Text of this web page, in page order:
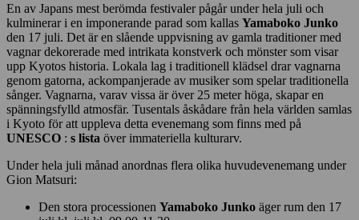
En av Japans mest berömda festivaler pågår under hela juli och
kulminerar i en imponerande parad som kallas Yamaboko Junko
den 17 juli. Det är en slående uppvisning av gamla traditioner med
vagnar dekorerade med intrikata konstverk och mönster som visar
upp Kyotos historia. Lokala lag i traditionell klädsel drar vagnarna
genom gatorna, ackompanjerade av musiker som spelar traditionella
sånger. Vagnarna, varav vissa är över 25 meter höga, skapar en
spänningsfylld atmosfär. Tusentals åskådare från hela världen samlas
i Kyoto för att uppleva detta evenemang som finns med på
UNESCO : s lista över immateriella kulturarv.
Under hela juli månad anordnas flera olika huvudevenemang under
Gion Matsuri:
Den stora processionen Yamaboko Junko äger rum den 17